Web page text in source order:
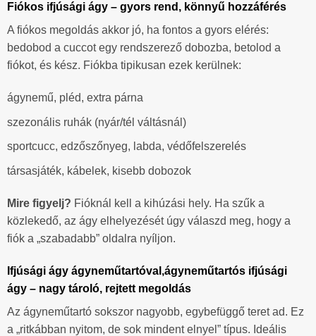
Fiókos ifjúsági ágy – gyors rend, könnyű hozzáférés
A fiókos megoldás akkor jó, ha fontos a gyors elérés:
bedobod a cuccot egy rendszerező dobozba, betolod a
fiókot, és kész. Fiókba tipikusan ezek kerülnek:
ágynemű, pléd, extra párna
szezonális ruhák (nyár/tél váltásnál)
sportcucc, edzőszőnyeg, labda, védőfelszerelés
társasjáték, kábelek, kisebb dobozok
Mire figyelj? Fióknál kell a kihúzási hely. Ha szűk a
közlekedő, az ágy elhelyezését úgy válaszd meg, hogy a
fiók a „szabadabb” oldalra nyíljon.
Ifjúsági ágy ágyneműtartóval,ágyneműtartós ifjúsági
ágy – nagy tároló, rejtett megoldás
Az ágyneműtartó sokszor nagyobb, egybefüggő teret ad. Ez
a „ritkábban nyitom, de sok mindent elnyel” típus. Ideális